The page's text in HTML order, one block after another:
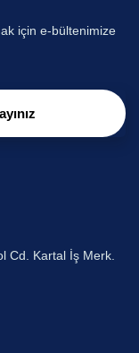
için e-bültenimize
Cd. Kartal İş Merk.